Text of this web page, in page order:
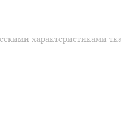
характеристиками